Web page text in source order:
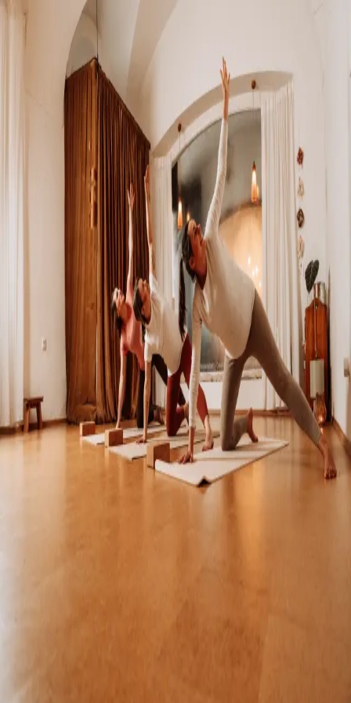
d eep trust yogaty
Kostenlos anmelden
Dein Körper verändert sichDein Yoga mit
Von der Schwangerschaft bis ins Wochenbett.
Selbstbewusst und